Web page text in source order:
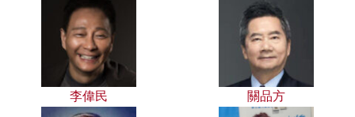
李偉民 關品方